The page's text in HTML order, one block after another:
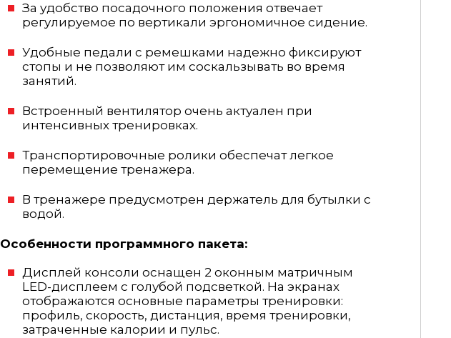
За удобство посадочного положения отвечает
регулируемое по вертикали эргономичное сидение.
Удобные педали с ремешками надежно фиксируют
стопы и не позволяют им соскальзывать во время
занятий.
Встроенный вентилятор очень актуален при
интенсивных тренировках.
Транспортировочные ролики обеспечат легкое
перемещение тренажера.
В тренажере предусмотрен держатель для бутылки с
водой.
Особенности программного пакета:
Дисплей консоли оснащен 2 оконным матричным
LED-дисплеем с голубой подсветкой. На экранах
отображаются основные параметры тренировки:
профиль, скорость, дистанция, время тренировки,
затраченные калории и пульс.